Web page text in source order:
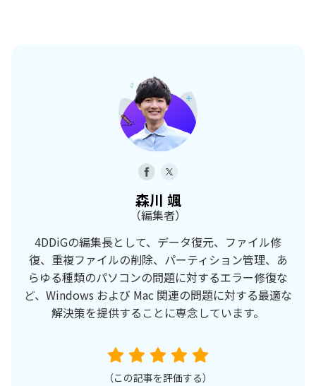
森川 颯
（編集者）
4DDiGの編集長として、データ復元、ファイル修
復、重複ファイルの削除、パーティション管理、あ
らゆる種類のパソコンの問題に対するエラー修復な
ど、Windows および Mac 関連の問題に対する最適な
解決策を提供することに専念しています。
（この記事を評価する）